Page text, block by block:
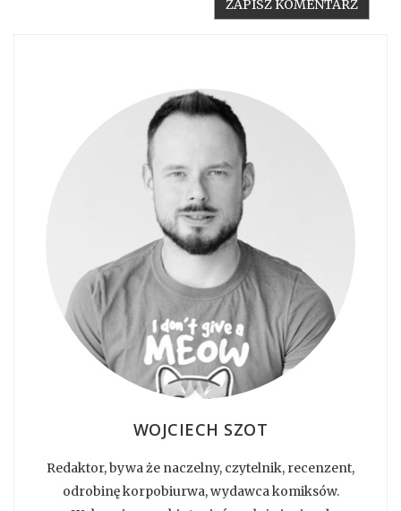
WOJCIECH SZOT
Redaktor, bywa że naczelny, czytelnik, recenzent,
odrobinę korpobiurwa, wydawca komiksów.